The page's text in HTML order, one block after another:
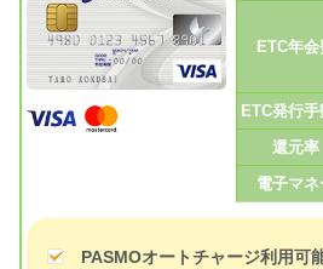
ETC年会
ETC発行
還元率
電子マネ
PASMOオートチャージ利用可